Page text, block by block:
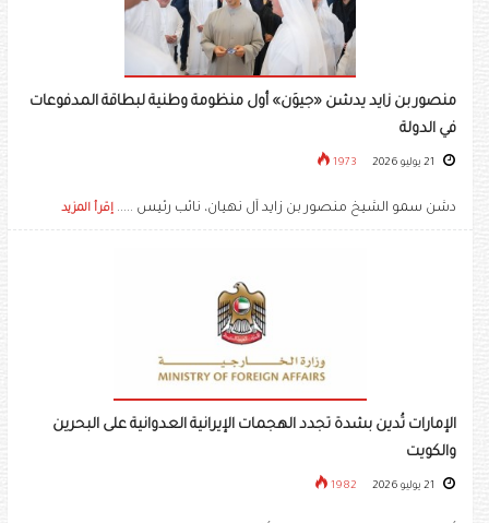
منصور بن زايد يدشن «جيوَن» أول منظومة وطنية لبطاقة المدفوعات
في الدولة
1973
دشن سمو الشيخ منصور بن زايد آل نهيان، نائب رئيس ..... إقرأ المزيد
الإمارات تُدين بشدة تجدد الهجمات الإيرانية العدوانية على البحرين
والكويت
1982